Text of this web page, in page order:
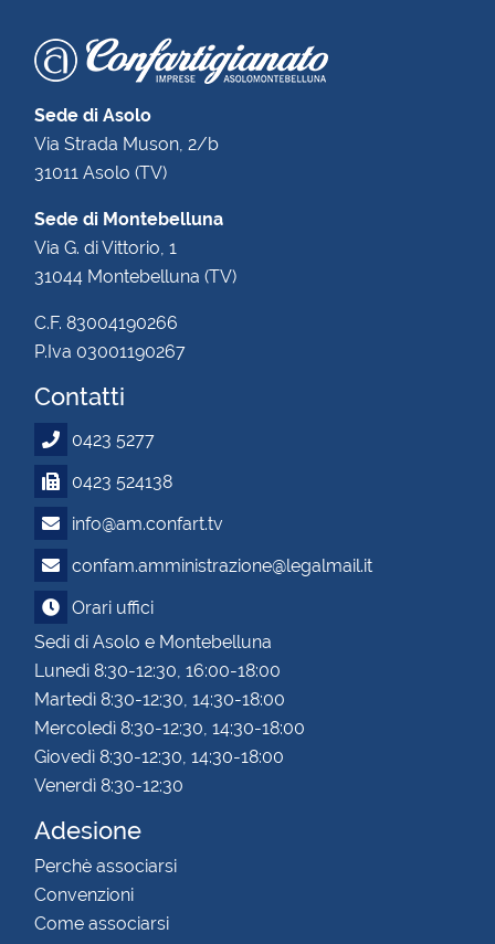
Sede di Asolo
Via Strada Muson, 2/b
31011 Asolo (TV)
Sede di Montebelluna
Via G. di Vittorio, 1
31044 Montebelluna (TV)
C.F. 83004190266
P.Iva 03001190267
Contatti
0423 5277
0423 524138
info@am.confart.tv
confam.amministrazione@legalmail.it
Orari uffici
Sedi di Asolo e Montebelluna
Lunedì 8:30-12:30, 16:00-18:00
Martedì 8:30-12:30, 14:30-18:00
Mercoledì 8:30-12:30, 14:30-18:00
Giovedì 8:30-12:30, 14:30-18:00
Venerdì 8:30-12:30
Adesione
Perchè associarsi
Convenzioni
Come associarsi